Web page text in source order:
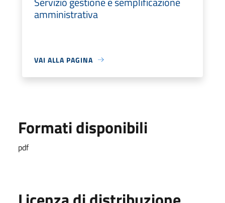
amministrativa
VAI ALLA PAGINA
Formati disponibili
pdf